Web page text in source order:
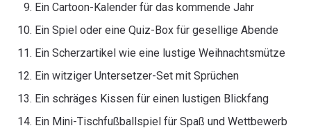
Ein Cartoon-Kalender für das kommende Jahr
Ein Spiel oder eine Quiz-Box für gesellige Abende
Ein Scherzartikel wie eine lustige Weihnachtsmütze
Ein witziger Untersetzer-Set mit Sprüchen
Ein schräges Kissen für einen lustigen Blickfang
Ein Mini-Tischfußballspiel für Spaß und Wettbewerb